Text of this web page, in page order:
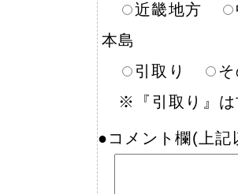
近畿地方
本島
引取り
※『引取り』は
●コメント欄(上記